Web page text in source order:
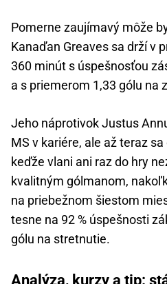
Pomerne zaujímavý môže
Kanaďan Greaves sa drží v
360 minút s úspešnosťou
a s priemerom 1,33 gólu na
Jeho náprotivok Justus
MS v kariére, ale až teraz
keďže vlani ani raz do hry
kvalitným gólmanom,
na priebežnom šiestom
tesne na 92 % úspešnosti
gólu na stretnutie.
Analýza, kurzy a tip: